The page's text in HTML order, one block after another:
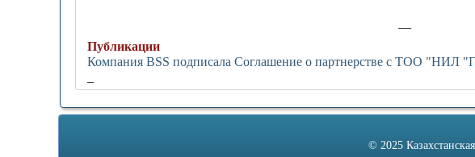
Публикации
Компания BSS подписала Соглашение о партнерстве с ТОО "НИЛ
© 2025